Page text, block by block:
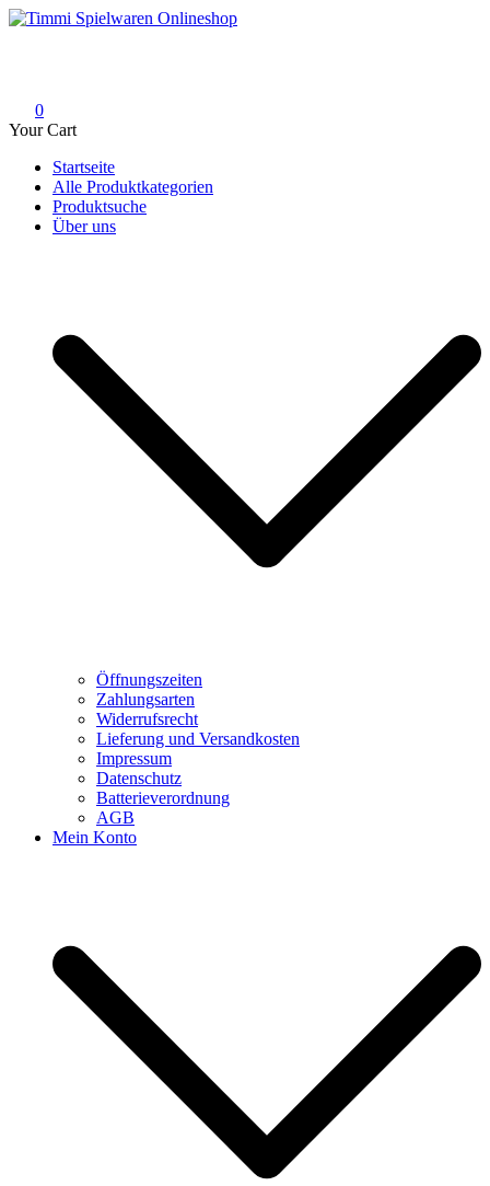
Skip
0
Your Cart
Startseite
Alle Produktkategorien
Produktsuche
Über uns
Öffnungszeiten
Zahlungsarten
Widerrufsrecht
Lieferung und Versandkosten
Impressum
Datenschutz
Batterieverordnung
AGB
Mein Konto